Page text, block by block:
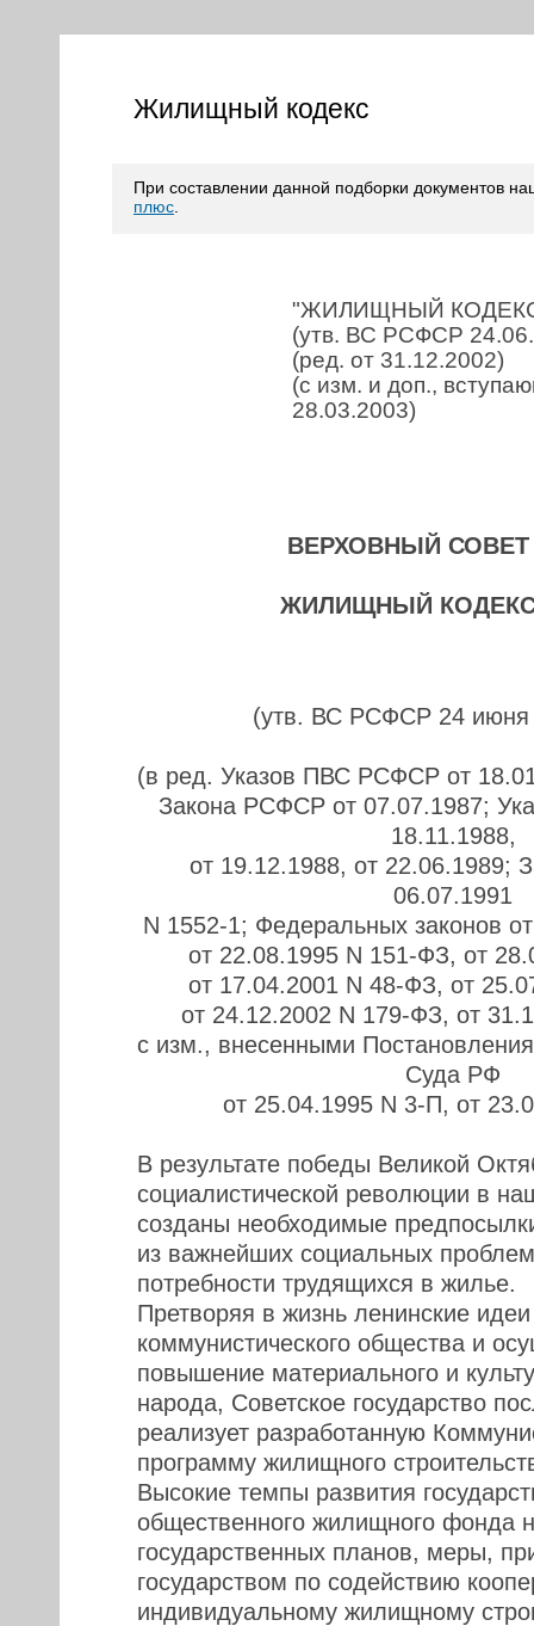
Жилищный кодекс
При составлении данной подборки документов
плюс
"ЖИЛИЩНЫЙ
(утв. ВС РСФСР
(ред. от 31.12.2002)
(с изм. и доп.,
28.03.2003)
ВЕРХОВНЫЙ
ЖИЛИЩНЫЙ
(утв. ВС РСФСР 24 июня
(в ред. Указов ПВС РСФСР от
Закона РСФСР от 07.07.1987;
18.11.1988,
от 19.12.1988, от 22.06.1989;
06.07.1991
N 1552-1; Федеральных законов
от 22.08.1995 N 151-ФЗ, от
от 17.04.2001 N 48-ФЗ, от
от 24.12.2002 N 179-ФЗ, от
с изм., внесенными
Суда РФ
от 25.04.1995 N 3-П, от
В результате победы Великой
социалистической революции в
созданы необходимые
из важнейших социальных
потребности трудящихся в жилье.
Претворяя в жизнь ленинские
коммунистического общества и
повышение материального и
народа, Советское государство
реализует разработанную
программу жилищного
Высокие темпы развития
общественного жилищного фонда
государственных планов, меры,
государством по содействию
индивидуальному жилищному